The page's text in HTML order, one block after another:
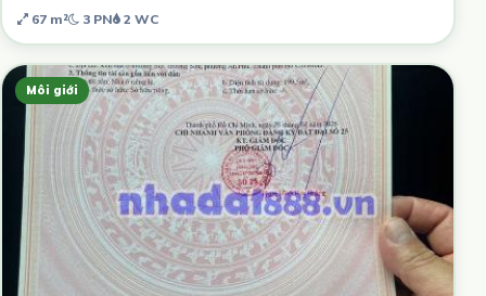
67 m² 3 PN 2 WC
Môi giới